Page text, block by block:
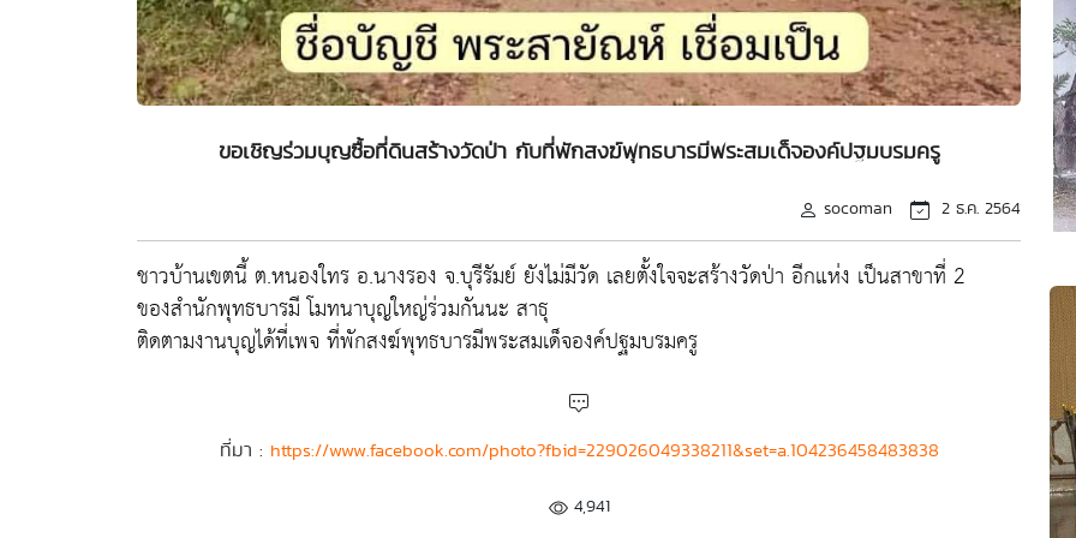
ขอเชิญร่วมบุญซื้อที่ดินสร้างวัดป่า กับที่พักสงฆ์พุทธบารมีพระสมเด็จองค์ปฐมบรมครู
socoman 2 ธ.ค. 2564
ชาวบ้านเขตนี้ ต.หนองใทร อ.นางรอง จ.บุรีรัมย์ ยังไม่มีวัด เลยตั้งใจจะสร้างวัดป่า อีกแห่ง เป็นสาขาที่ 2
ของสำนักพุทธบารมี โมทนาบุญใหญ่ร่วมกันนะ สาธุ
ติดตามงานบุญได้ที่เพจ ที่พักสงฆ์พุทธบารมีพระสมเด็จองค์ปฐมบรมครู
ที่มา : https://www.facebook.com/photo?fbid=229026049338211&set=a.104236458483838
4,941